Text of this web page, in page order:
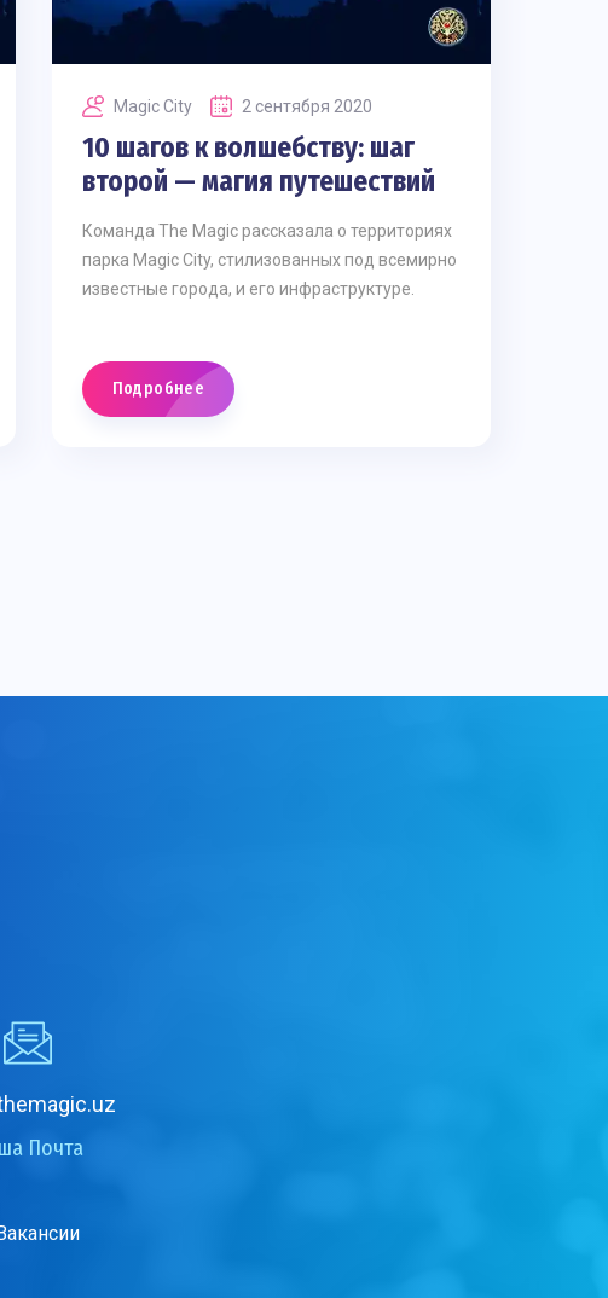
Magic Сity 2 сентября 2020
10 шагов к волшебству: шаг
второй — магия путешествий
Команда The Magic рассказала о территориях
парка Magic City, стилизованных под всемирно
известные города, и его инфраструктуре.
Подробнее
Почта